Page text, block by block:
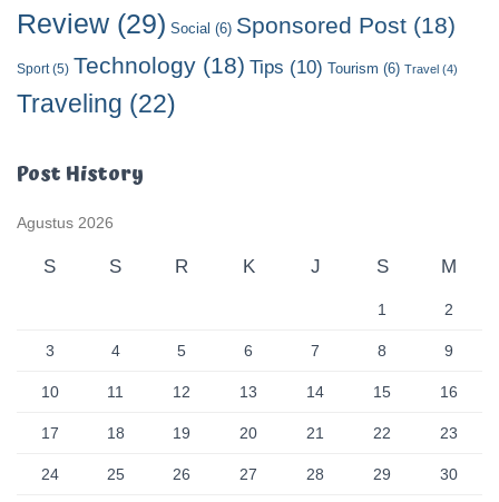
Review (29) Social (6) Sponsored Post (18)
Sport(5) Technology (18) Tips (10) Tourism (6) Travel (4)
Traveling (22)
Post History
Agustus 2026
S S R K J S M
1 2
3 4 5 6 7 8 9
10 11 12 13 14 15 16
17 18 19 20 21 22 23
24 25 26 27 28 29 30